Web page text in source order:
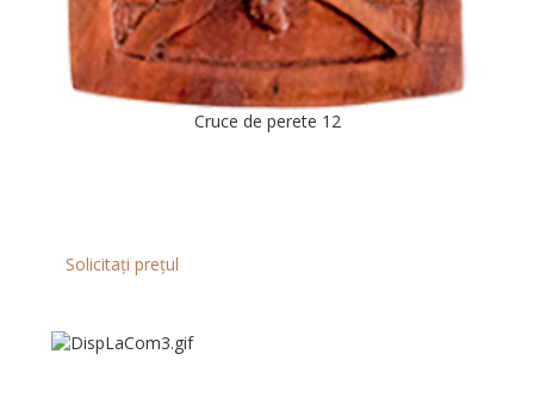
Cruce de perete 12
Solicitați prețul